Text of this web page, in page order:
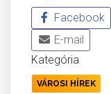
Facebook
E-mail
Kategória
VÁROSI HÍREK